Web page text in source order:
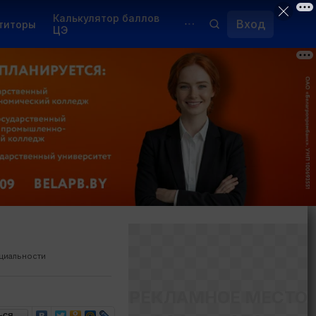
Калькулятор баллов
ЦЭ
Курсы
Переподготовка
Вход